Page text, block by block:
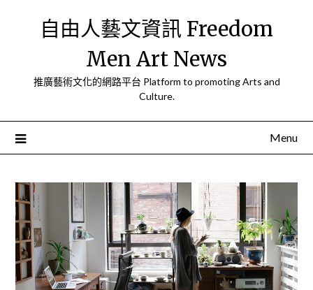
自由人藝文資訊 Freedom
Men Art News
推廣藝術文化的網路平台 Platform to promoting Arts and
Culture.
Menu